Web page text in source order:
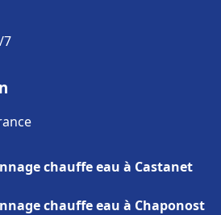
7
chauffe eau à Castanet
chauffe eau à Chaponost